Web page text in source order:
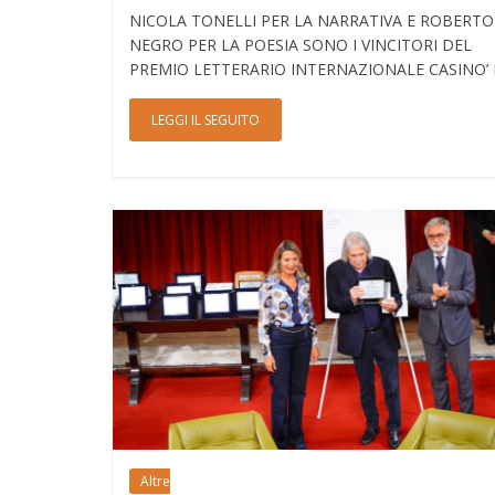
NICOLA TONELLI PER LA NARRATIVA E ROBERTO
NEGRO PER LA POESIA SONO I VINCITORI DEL
PREMIO LETTERARIO INTERNAZIONALE CASINO’
LEGGI IL SEGUITO
Altre